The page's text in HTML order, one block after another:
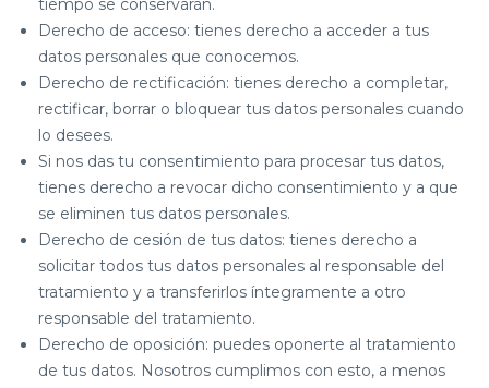
tiempo se conservarán.
Derecho de acceso: tienes derecho a acceder a tus
datos personales que conocemos.
Derecho de rectificación: tienes derecho a completar,
rectificar, borrar o bloquear tus datos personales cuando
lo desees.
Si nos das tu consentimiento para procesar tus datos,
tienes derecho a revocar dicho consentimiento y a que
se eliminen tus datos personales.
Derecho de cesión de tus datos: tienes derecho a
solicitar todos tus datos personales al responsable del
tratamiento y a transferirlos íntegramente a otro
responsable del tratamiento.
Derecho de oposición: puedes oponerte al tratamiento
de tus datos. Nosotros cumplimos con esto, a menos